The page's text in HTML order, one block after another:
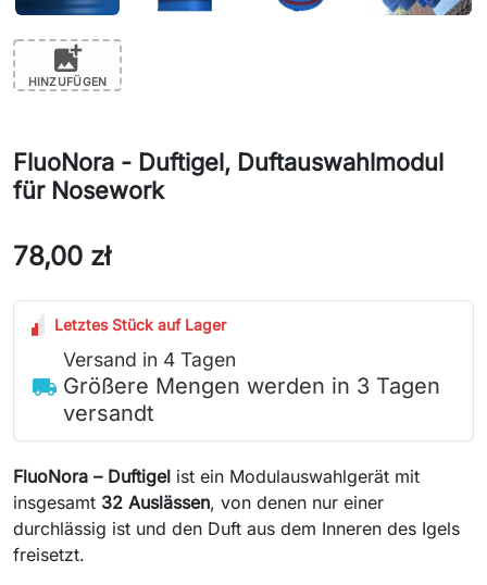
add_photo_alternate
HINZUFÜGEN
FluoNora - Duftigel, Duftauswahlmodul
für Nosework
78,00 zł
Letztes Stück auf Lager
local_shipping
Versand in 4 Tagen
Größere Mengen werden in 3 Tagen
versandt
FluoNora – Duftigel ist ein Modulauswahlgerät mit
insgesamt 32 Auslässen, von denen nur einer
durchlässig ist und den Duft aus dem Inneren des Igels
freisetzt.